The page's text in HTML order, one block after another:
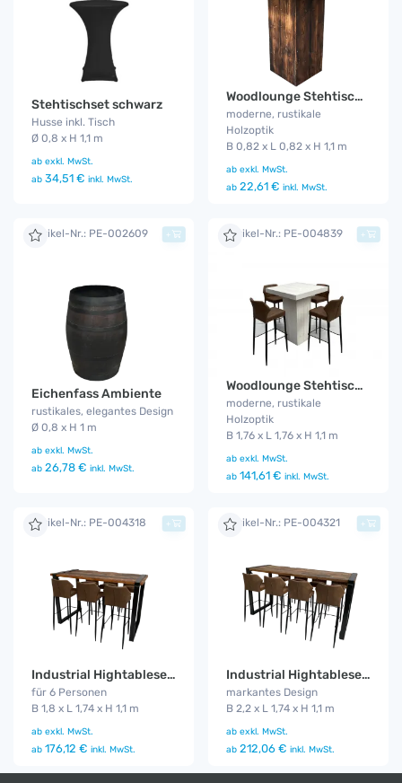
Stehtischset schwarz
Husse inkl. Tisch
Ø 0,8 x H 1,1 m
ab exkl. MwSt.
ab 34,51 € inkl. MwSt.
Woodlounge Stehtisch Industrial
moderne, rustikale
Holzoptik
B 0,82 x L 0,82 x H 1,1 m
ab exkl. MwSt.
ab 22,61 € inkl. MwSt.
Artikel-Nr.: PE-002609
Eichenfass Ambiente
rustikales, elegantes Design
Ø 0,8 x H 1 m
ab exkl. MwSt.
ab 26,78 € inkl. MwSt.
+ Artikel-Nr.: PE-004839
Woodlounge Stehtischset Cognac 4P.
moderne, rustikale
Holzoptik
B 1,76 x L 1,76 x H 1,1 m
ab exkl. MwSt.
ab 141,61 € inkl. MwSt.
+
Artikel-Nr.: PE-004318
Industrial Hightableset 6P. 1,8 m Cognac
für 6 Personen
B 1,8 x L 1,74 x H 1,1 m
ab exkl. MwSt.
ab 176,12 € inkl. MwSt.
+ Artikel-Nr.: PE-004321
Industrial Hightableset 8P. 2,2 m Cognac
markantes Design
B 2,2 x L 1,74 x H 1,1 m
ab exkl. MwSt.
ab 212,06 € inkl. MwSt.
+